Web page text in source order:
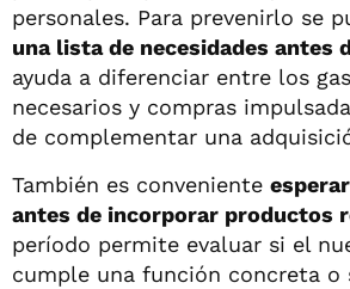
personales. Para prevenirlo se
una lista de necesidades antes
ayuda a diferenciar entre los
necesarios y compras
de complementar una
También es conveniente
antes de incorporar productos
período permite evaluar si el
cumple una función concreta o